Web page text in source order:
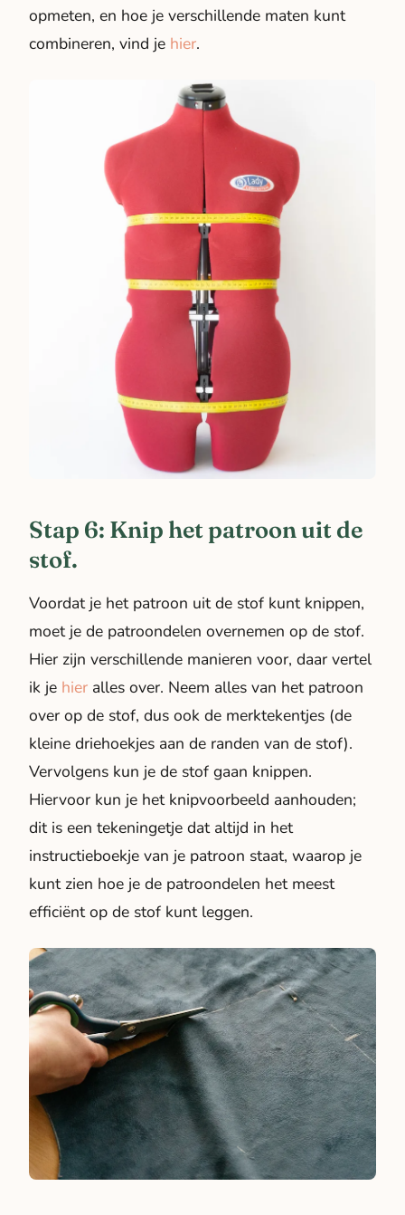
opmeten, en hoe je verschillende maten kunt
combineren, vind je hier.
Stap 6: Knip het patroon uit de
stof.
Voordat je het patroon uit de stof kunt knippen,
moet je de patroondelen overnemen op de stof.
Hier zijn verschillende manieren voor, daar vertel
ik je hier alles over. Neem alles van het patroon
over op de stof, dus ook de merktekentjes (de
kleine driehoekjes aan de randen van de stof).
Vervolgens kun je de stof gaan knippen.
Hiervoor kun je het knipvoorbeeld aanhouden;
dit is een tekeningetje dat altijd in het
instructieboekje van je patroon staat, waarop je
kunt zien hoe je de patroondelen het meest
efficiënt op de stof kunt leggen.